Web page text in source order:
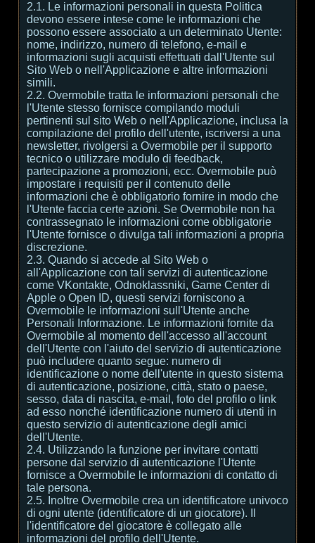
2.1. Le informazioni personali in questa Politica
devono essere intese come le informazioni che
possono essere associato a un determinato Utente:
nome, indirizzo, numero di telefono, e-mail e
informazioni sugli acquisti effettuati dall'Utente sul
Sito Web o nell'Applicazione e altre informazioni
simili.
2.2. Overmobile tratta le informazioni personali che
l'Utente stesso fornisce compilando moduli
pertinenti sul sito Web o nell'Applicazione, inclusa la
compilazione del profilo dell'utente, iscriversi a una
newsletter, rivolgersi a Overmobile per il supporto
tecnico o utilizzare modulo di feedback,
partecipazione a promozioni, ecc. Overmobile può
impostare i requisiti per il contenuto delle
informazioni che è obbligatorio fornire in modo che
l'Utente faccia certe azioni. Se Overmobile non ha
contrassegnato le informazioni come obbligatorie
l'Utente fornisce o divulga tali informazioni a propria
discrezione.
2.3. Quando si accede al Sito Web o
all'Applicazione con tali servizi di autenticazione
come VKontakte, Odnoklassniki, Game Center di
Apple o Open ID, questi servizi forniscono a
Overmobile le informazioni sull'Utente anche
Personali Informazione. Le informazioni fornite da
Overmobile al momento dell'accesso all'account
dell'Utente con l'aiuto del servizio di autenticazione
può includere quanto segue: numero di
identificazione o nome dell'utente in questo sistema
di autenticazione, posizione, città, stato o paese,
sesso, data di nascita, e-mail, foto del profilo o link
ad esso nonché identificazione numero di utenti in
questo servizio di autenticazione degli amici
dell'Utente.
2.4. Utilizzando la funzione per invitare contatti
persone dal servizio di autenticazione l'Utente
fornisce a Overmobile le informazioni di contatto di
tale persona.
2.5. Inoltre Overmobile crea un identificatore univoco
di ogni utente (identificatore di un giocatore). Il
l'identificatore del giocatore è collegato alle
informazioni del profilo dell'Utente.